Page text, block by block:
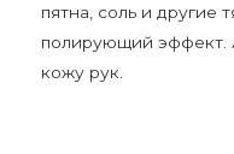
пятна, соль и другие
полирующий эффект.
кожу рук.